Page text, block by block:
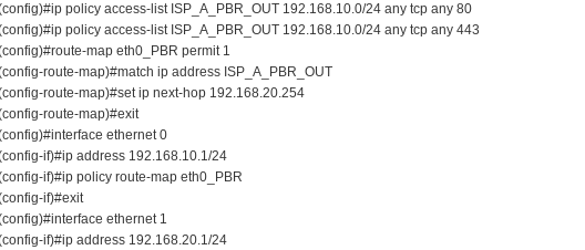
policy access-list ISP_A_PBR_OUT 192.168.10.0/24 any tcp any 80
policy access-list ISP_A_PBR_OUT 192.168.10.0/24 any tcp any 443
map eth0_PBR permit 1
route-map)#match ip address ISP_A_PBR_OUT
route-map)#set ip next-hop 192.168.20.254
route-map)#exit
ethernet 0
if)#ip address 192.168.10.1/24
if)#ip policy route-map eth0_PBR
if)#exit
ethernet 1
if)#ip address 192.168.20.1/24